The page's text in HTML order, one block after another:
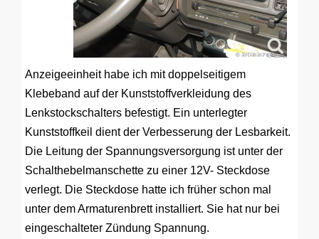
Anzeigeeinheit habe ich mit doppelseitigem
Klebeband auf der Kunststoffverkleidung des
Lenkstockschalters befestigt. Ein unterlegter
Kunststoffkeil dient der Verbesserung der Lesbarkeit.
Die Leitung der Spannungsversorgung ist unter der
Schalthebelmanschette zu einer 12V- Steckdose
verlegt. Die Steckdose hatte ich früher schon mal
unter dem Armaturenbrett installiert. Sie hat nur bei
eingeschalteter Zündung Spannung.